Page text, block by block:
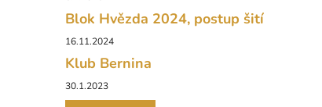
Blok Hvězda 2024, postup šití
16.11.2024
Klub Bernina
30.1.2023